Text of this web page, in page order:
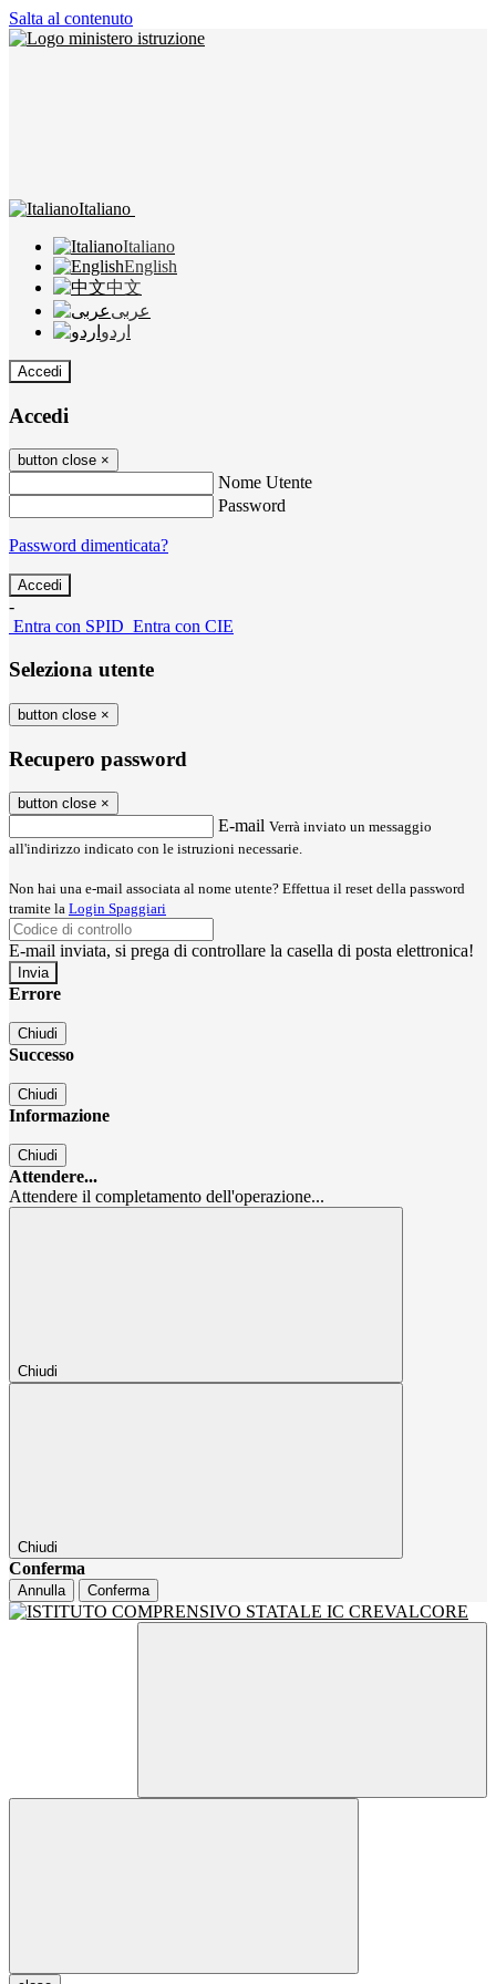
Salta al contenuto
Italiano
Italiano
English
中文
عربى
اردو
Accedi
Accedi
button close ×
Nome Utente
Password
Password dimenticata?
-
Entra con SPID Entra con CIE
Seleziona utente
button close ×
Recupero password
button close ×
E-mail Verrà inviato un messaggio
all'indirizzo indicato con le istruzioni necessarie.
Non hai una e-mail associata al nome utente? Effettua il reset della password
tramite la Login Spaggiari
E-mail inviata, si prega di controllare la casella di posta elettronica!
Errore
Chiudi
Successo
Chiudi
Informazione
Chiudi
Attendere...
Attendere il completamento dell'operazione...
Chiudi
Chiudi
Conferma
Annulla Conferma